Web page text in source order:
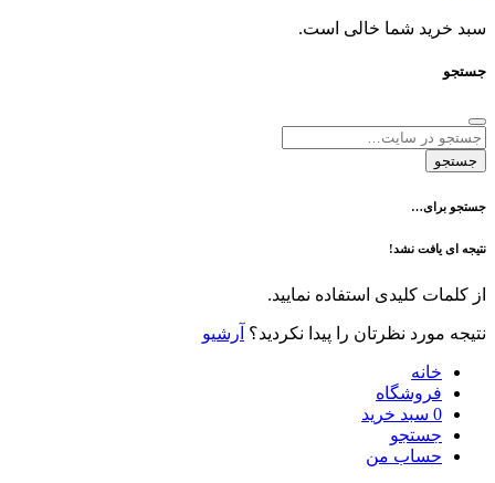
شما خالی است.
نشد!
کلیدی استفاده نمایید.
نظرتان را پیدا نکردید؟ آرشیو
سبد خرید
من